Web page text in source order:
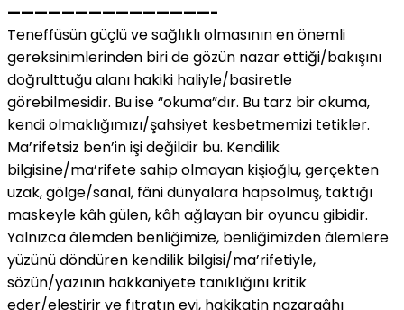
———————————————-
Teneffüsün güçlü ve sağlıklı olmasının en önemli
gereksinimlerinden biri de gözün nazar ettiği/bakışını
doğrulttuğu alanı hakiki haliyle/basiretle
görebilmesidir. Bu ise “okuma”dır. Bu tarz bir okuma,
kendi olmaklığımızı/şahsiyet kesbetmemizi tetikler.
Ma’rifetsiz ben’in işi değildir bu. Kendilik
bilgisine/ma’rifete sahip olmayan kişioğlu, gerçekten
uzak, gölge/sanal, fâni dünyalara hapsolmuş, taktığı
maskeyle kâh gülen, kâh ağlayan bir oyuncu gibidir.
Yalnızca âlemden benliğimize, benliğimizden âlemlere
yüzünü döndüren kendilik bilgisi/ma’rifetiyle,
sözün/yazının hakkaniyete tanıklığını kritik
eder/eleştirir ve fıtratın evi, hakikatin nazargâhı